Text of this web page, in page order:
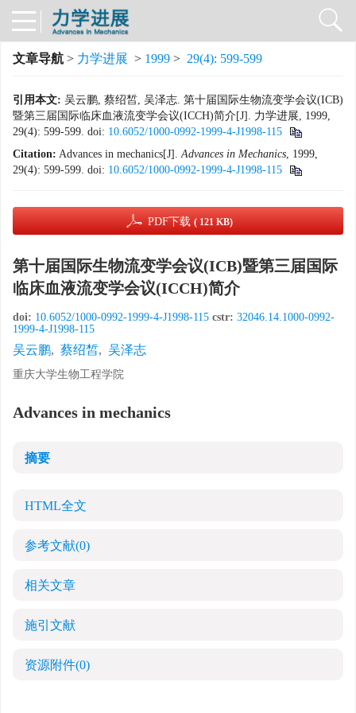
文章导航 > 力学进展 > 1999 > 29(4): 599-599
引用本文: 吴云鹏, 蔡绍皙, 吴泽志. 第十届国际生物流变学会议(ICB)
暨第三届国际临床血液流变学会议(ICCH)简介[J]. 力学进展, 1999,
29(4): 599-599. doi: 10.6052/1000-0992-1999-4-J1998-115
Citation: Advances in mechanics[J].Advances in Mechanics, 1999,
29(4): 599-599. doi: 10.6052/1000-0992-1999-4-J1998-115
PDF下载 ( 121 KB)
第十届国际生物流变学会议(ICB)暨第三届国际
临床血液流变学会议(ICCH)简介
doi: 10.6052/1000-0992-1999-4-J1998-115 cstr: 32046.14.1000-0992-
1999-4-J1998-115
吴云鹏, 蔡绍皙, 吴泽志
重庆大学生物工程学院
Advances in mechanics
摘要
HTML全文
参考文献(0)
相关文章
施引文献
资源附件(0)